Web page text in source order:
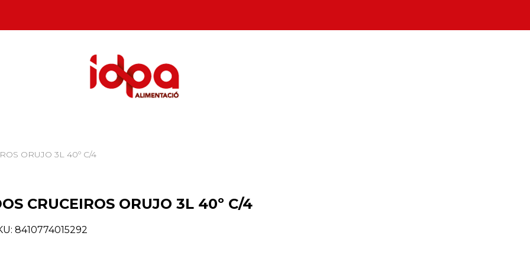
ORUJO 3L 40º C/4
CRUCEIROS ORUJO 3L 40º C/4
8410774015292